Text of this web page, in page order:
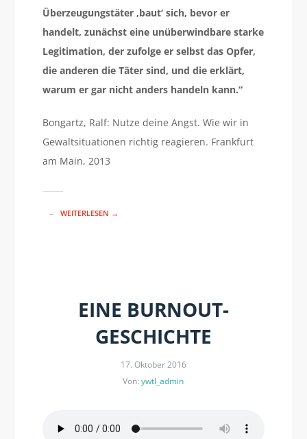
Überzeugungstäter ‚baut‘ sich, bevor er
handelt, zunächst eine unüberwindbare starke
Legitimation, der zufolge er selbst das Opfer,
die anderen die Täter sind, und die erklärt,
warum er gar nicht anders handeln kann.“
Bongartz, Ralf: Nutze deine Angst. Wie wir in
Gewaltsituationen richtig reagieren. Frankfurt
am Main, 2013
WEITERLESEN →
EINE BURNOUT-
GESCHICHTE
17. Oktober 2016
Von:ywtl_admin